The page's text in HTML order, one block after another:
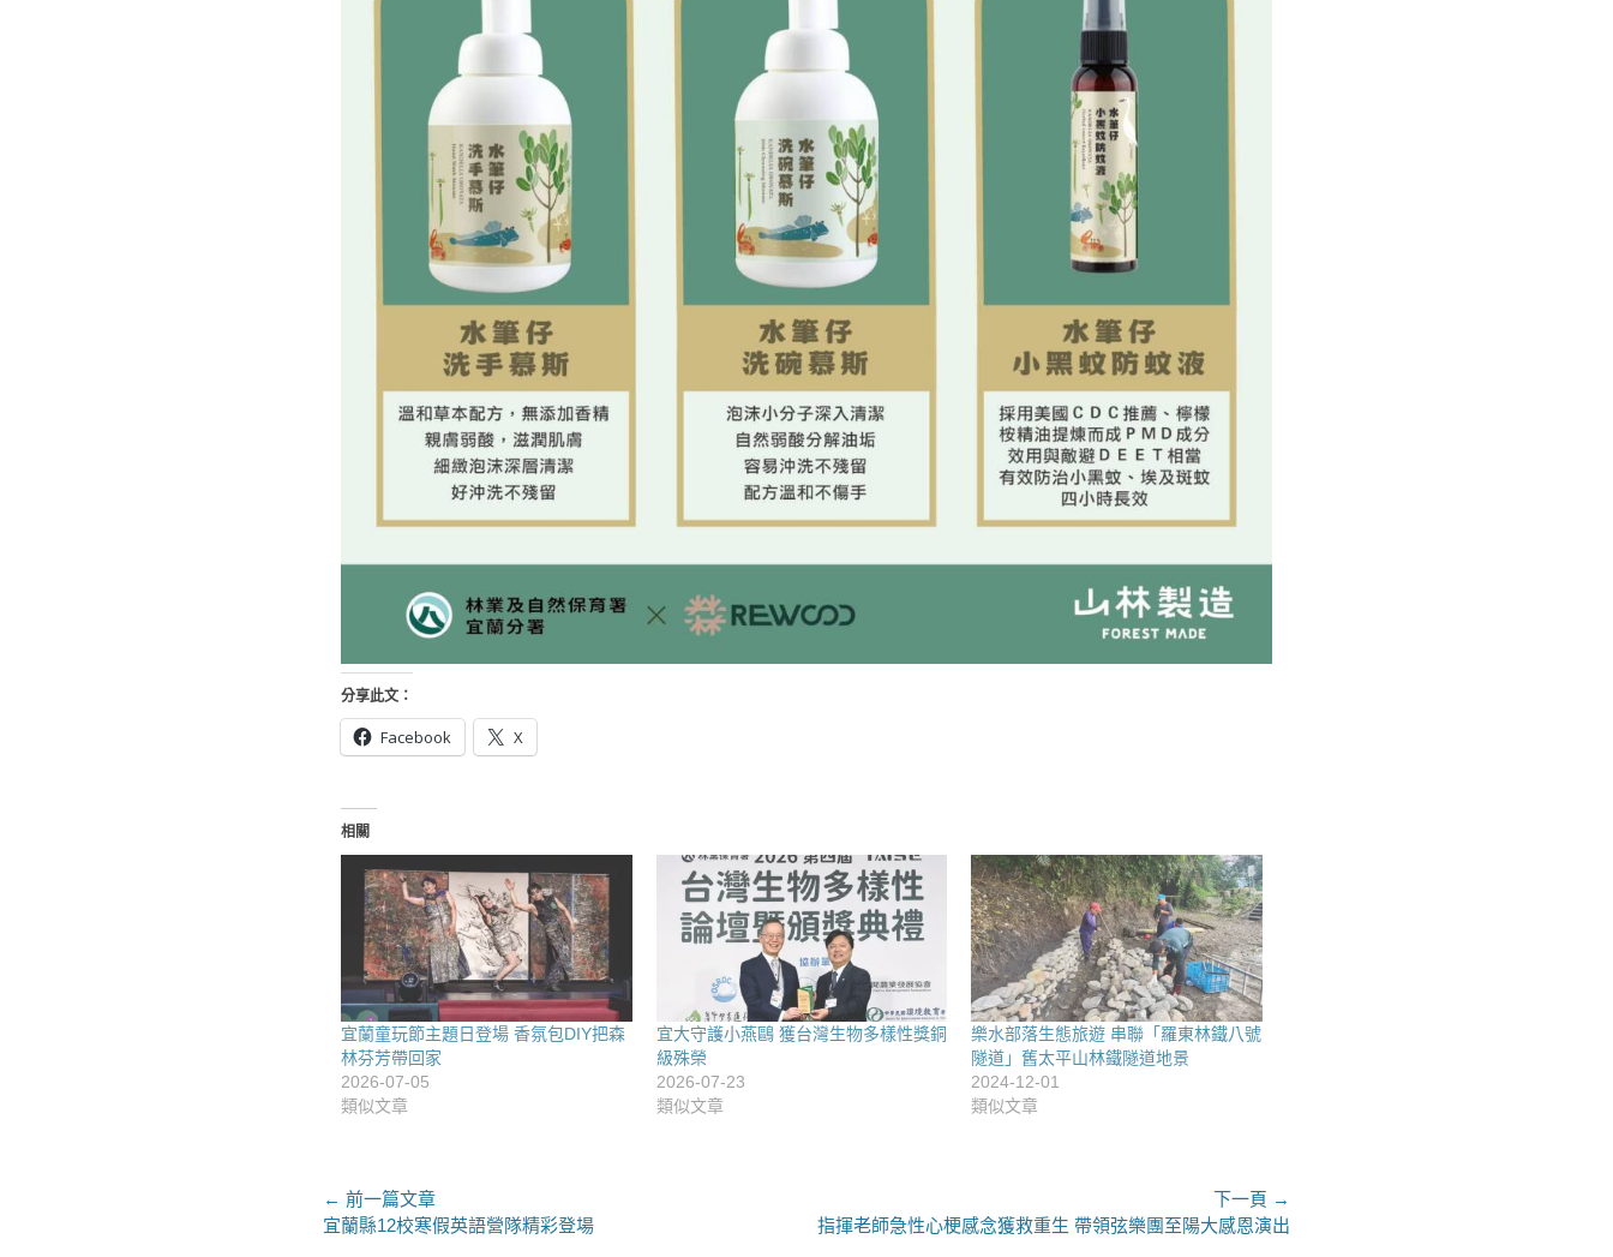
分享此文：
Facebook X
相關
宜蘭童玩節主題日登場 香氛包DIY把森
林芬芳帶回家
2026-07-05
類似文章
宜大守護小燕鷗 獲台灣生物多樣性獎銅
級殊榮
2026-07-23
類似文章
樂水部落生態旅遊 串聯「羅東林鐵八號
隧道」舊太平山林鐵隧道地景
2024-12-01
類似文章
文
章
← 前一篇文章
上
宜蘭縣12校寒假英語營隊精彩登場
下一頁 →
下指揮老師急性心梗感念獲救重生 帶領弦樂團至陽大感恩演出